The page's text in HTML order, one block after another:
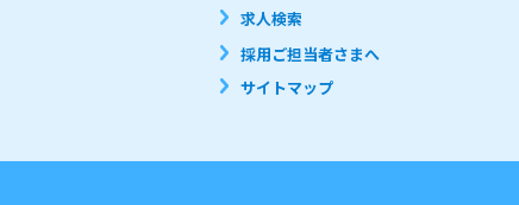
求人検索
採用ご担当者さまへ
サイトマップ